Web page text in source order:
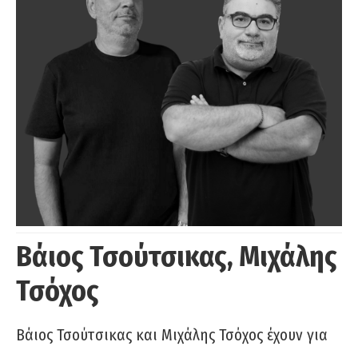
Βάιος Τσούτσικας, Μιχάλης
Τσόχος
Βάιος Τσούτσικας και Μιχάλης Τσόχος έχουν για